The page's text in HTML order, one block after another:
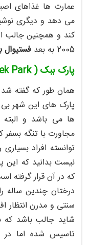
عمارت ها غذاهای
می دهد و دیگری
کند و همچنین جالب
2005 به بعد
فستیوال
پارک ببک ( Bebek Park )
همان طور که گفته
پارک های این شهر
ها می باشد و البته
مجاورت با تنگه
توانسته افراد
نیست بدانید که این
که در آن قرار گرفته
درختان چندین ساله
سنتی و مدرن انتظار